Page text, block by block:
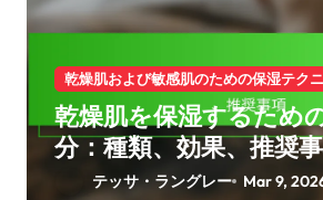
乾燥肌および敏感肌のための保湿テク
乾燥肌を保湿するため
分：種類、効果、推奨
テッサ・ラングレー Mar 9,